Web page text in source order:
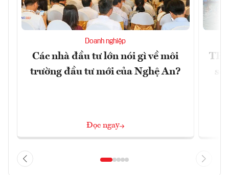
Doanh nghiệp
Các nhà đầu tư lớn nói gì về môi
trường đầu tư mới của Nghệ An?
Đọc ngay